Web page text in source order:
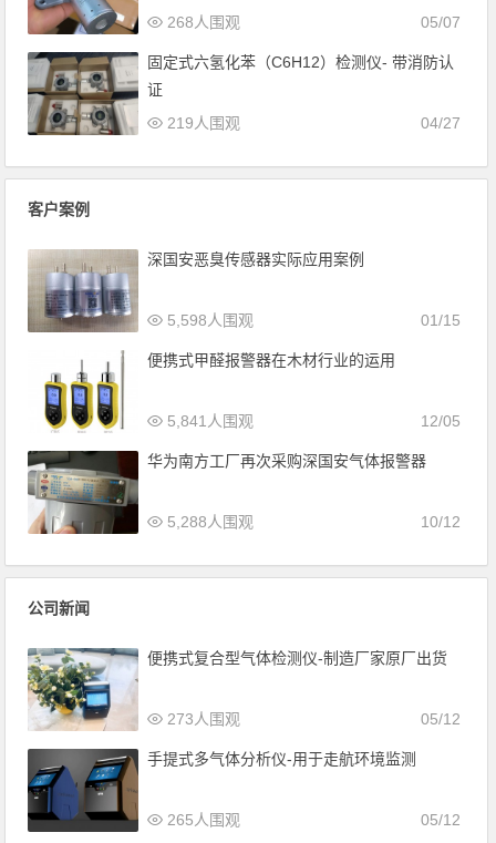
05/07
268人围观
固定式六氢化苯（C6H12）检测仪- 带消防认
证
04/27
219人围观
客户案例
深国安恶臭传感器实际应用案例
01/15
5,598人围观
便携式甲醛报警器在木材行业的运用
12/05
5,841人围观
华为南方工厂再次采购深国安气体报警器
10/12
5,288人围观
公司新闻
便携式复合型气体检测仪-制造厂家原厂出货
05/12
273人围观
手提式多气体分析仪-用于走航环境监测
05/12
265人围观